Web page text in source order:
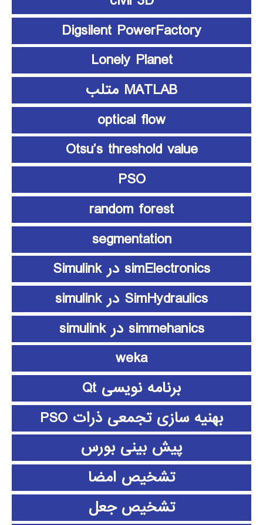
Digsilent PowerFactory
Lonely Planet
MATLAB متلب
optical flow
Otsu’s threshold value
PSO
random forest
segmentation
simElectronics در Simulink
SimHydraulics در simulink
simmehanics در simulink
weka
برنامه نویسی Qt
بهنیه سازی تجمعی ذرات PSO
پیش بینی بورس
تشخیص امضا
تشخیص جعل